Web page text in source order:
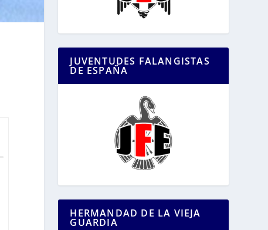
JUVENTUDES FALANGISTAS
DE ESPAÑA
HERMANDAD DE LA VIEJA
GUARDIA